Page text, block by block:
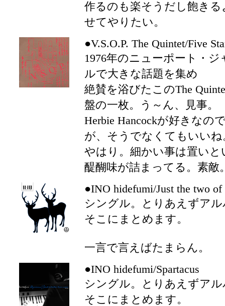
作るのも楽そうだし飽き
せてやりたい。
●V.S.O.P. The Quintet/Five
1976年のニューポート・
ルで大きな話題を集め
絶賛を浴びたこのThe
盤の一枚。う～ん、見事。
Herbie Hancockが好きなの
が、そうでなくてもいいね
やはり。細かい事は置い
醍醐味が詰まってる。素敵
●INO hidefumi/Just the two of
シングル。とりあえずア
そこにまとめます。
一言で言えばたまらん。
●INO hidefumi/Spartacus
シングル。とりあえずア
そこにまとめます。